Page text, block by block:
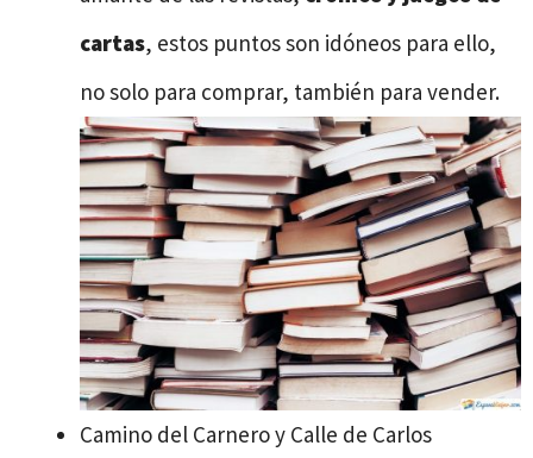
cartas, estos puntos son idóneos para ello,
no solo para comprar, también para vender.
Camino del Carnero y Calle de Carlos